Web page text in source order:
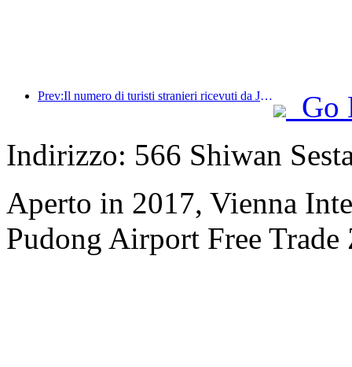
Prev:Il numero di turisti stranieri ricevuti da Jinjiang Hotels (Cina) è aumentato di oltre 9 volte rispetto all'anno precedente
Go
Indirizzo: 566 Shiwan
Aperto in 2017, Vienna
Pudong Airport Free Trade